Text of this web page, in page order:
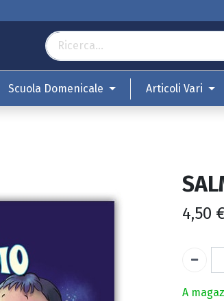
Scuola Domenicale Articoli Vari
4,50
A